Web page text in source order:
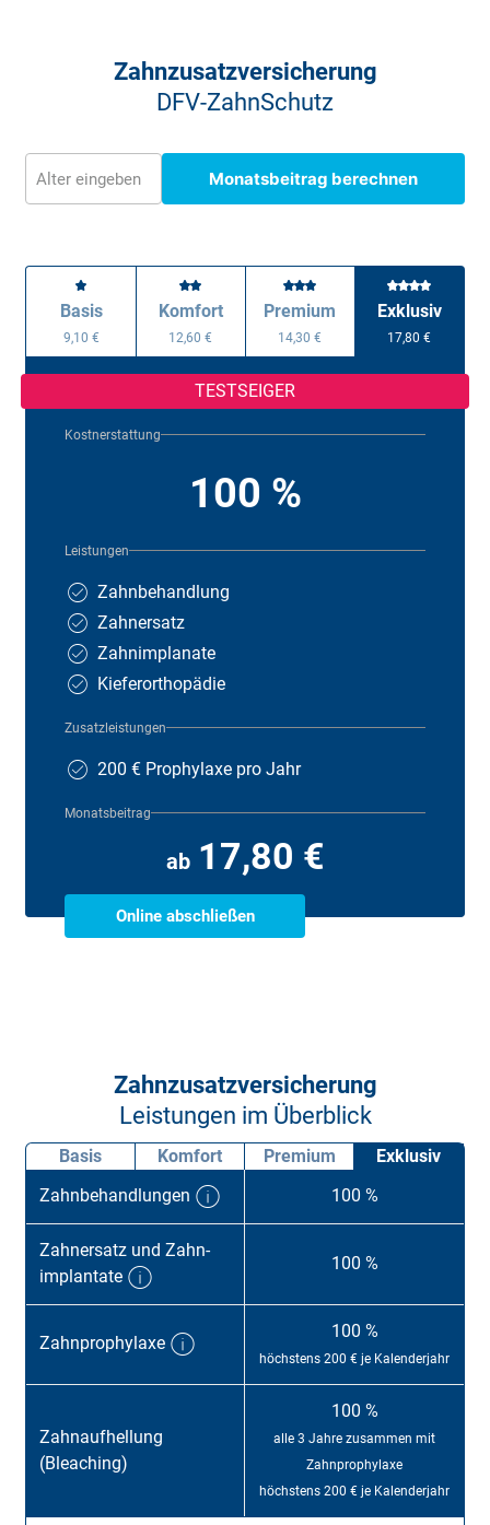
Zahnzusatzversicherung
DFV-ZahnSchutz
Alter eingeben Monatsbeitrag berechnen
Basis
9,10 €
Komfort
12,60 €
Premium
14,30 €
Exklusiv
17,80 €
TESTSEIGER
Kostnerstattung
100 %
Leistungen
Zahnbehandlung
Zahnersatz
Zahnimplanate
Kieferorthopädie
Zusatzleistungen
200 € Prophylaxe pro Jahr
Monatsbeitrag
ab 17,80 €
Online abschließen
Zahnzusatzversicherung
Leistungen im Überblick
Basis Komfort Premium
Exklusiv
Zahn­behand­lungen
100 %
Zahner­satz und Zahn­
implantate
100 %
Zahn­pro­phy­la­xe
100 %
höchstens 200 € je Kalenderjahr
Zahn­auf­hell­ung
(Bleaching)
100 %
alle 3 Jahre zusammen mit
Zahnprophylaxe
höchstens 200 € je Kalenderjahr